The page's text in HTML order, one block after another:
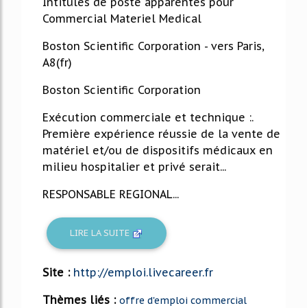
Commercial Materiel Medical
Boston Scientific Corporation - vers Paris,
A8(fr)
Boston Scientific Corporation
Exécution commerciale et technique :.
Première expérience réussie de la vente de
matériel et/ou de dispositifs médicaux en
milieu hospitalier et privé serait...
RESPONSABLE REGIONAL...
LIRE LA SUITE
Site : http://emploi.livecareer.fr
Thèmes liés : offre d'emploi commercial